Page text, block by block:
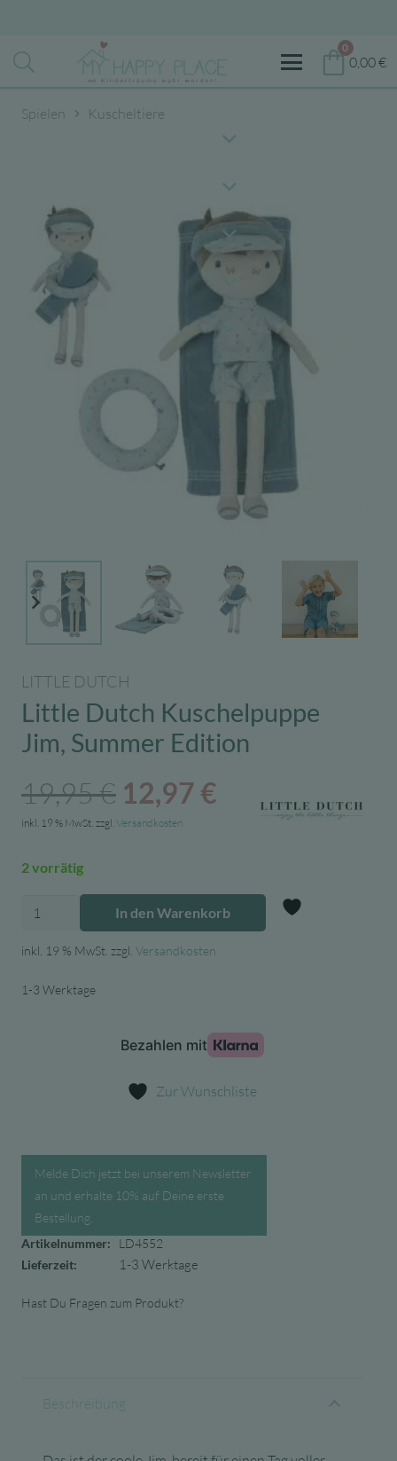
0
0,00€
Spielen Kuscheltiere
LITTLE DUTCH
Little Dutch Kuschelpuppe
Jim, Summer Edition
19,95€ Ursprünglicher
Preis
19,95 €
12,97 €
Preis
12,97 €.
inkl. 19 % MwSt. zzgl.Versandkosten
2 vorrätig
Little
Kuschelpuppe
Summer
In den Warenkorb
inkl. 19 % MwSt. zzgl. Versandkosten
1-3 Werktage
Zur Wunschliste
Melde Dich jetzt bei unserem Newsletter
an und erhalte 10% auf Deine erste
Bestellung.
Artikelnummer:
LD4552
Lieferzeit:
1-3 Werktage
Hast Du Fragen zum Produkt?
Beschreibung